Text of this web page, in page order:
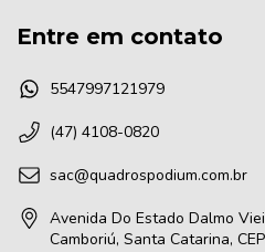
Entre em contato
5547997121979
(47) 4108-0820
sac@quadrospodium.com.br
Avenida Do Estado Dalmo
Camboriú, Santa Catarina,